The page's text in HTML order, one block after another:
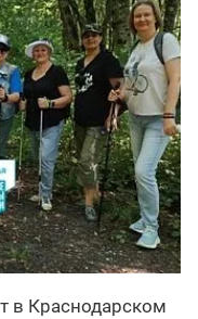
в Краснодарском